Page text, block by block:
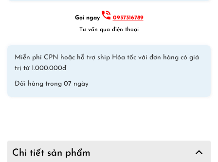
–
Quần
lượng
Gọi ngay
0937316789
Tư vấn qua điện thoại
Miễn phí CPN hoặc hỗ trợ ship Hỏa tốc với đơn hàng có giá
trị từ 1.000.000đ
Đổi hàng trong 07 ngày
Chi tiết sản phẩm